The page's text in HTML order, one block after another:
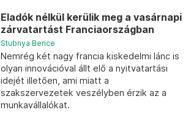
Eladók nélkül kerülik meg a vasárnapi
zárvatartást Franciaországban
Stubnya Bence
Nemrég két nagy francia kiskedelmi lánc is
olyan innovációval állt elő a nyitvatartási
idejét illetően, ami miatt a
szakszervezetek veszélyben érzik az a
munkavállalókat.